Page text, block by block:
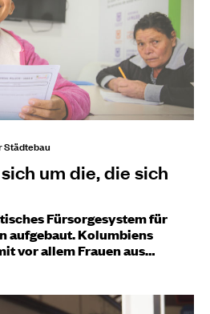
Städtebau
um die, die sich
Fürsorgesystem für
aufgebaut. Kolumbiens
vor allem Frauen aus…